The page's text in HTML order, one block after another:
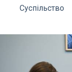
Суспільство